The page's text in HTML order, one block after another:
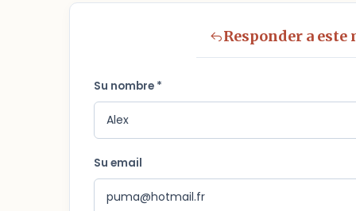
Responder a este
Su nombre *
Su email